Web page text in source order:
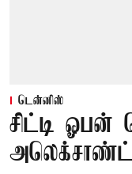
டென்னிஸ்
சிட்டி